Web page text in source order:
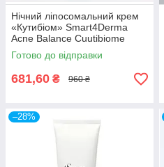
Нічний ліпосомальний крем
«Кутибіом» Smart4Derma
Acne Balance Cuutibiome
lipocream extra regeneration
Готово до відправки
681,60 ₴ 960 ₴
–28%